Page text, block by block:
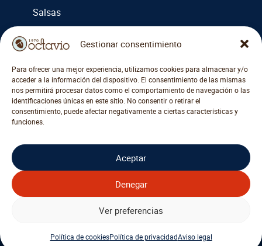
Gestionar consentimiento
Para ofrecer una mejor experiencia, utilizamos cookies para almacenar y/o
acceder a la información del dispositivo. El consentimiento de las mismas
nos permitirá procesar datos como el comportamiento de navegación o las
identificaciones únicas en este sitio. No consentir o retirar el
consentimiento, puede afectar negativamente a ciertas características y
funciones.
Aceptar
Denegar
Ver preferencias
Política de cookiesPolítica de privacidadAviso legal
Salsas
Cremas
Miel y mermeladas
Otros
© Ultramarinos Octavio, 2026